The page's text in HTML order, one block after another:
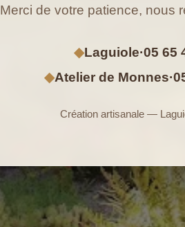
Merci de votre patience, nous
◆Laguiole·05 65
◆Atelier de Monnes·
Création artisanale —